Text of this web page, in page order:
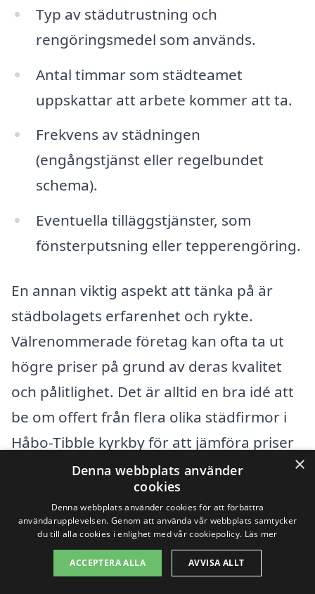
Typ av städutrustning och
rengöringsmedel som används.
Antal timmar som städteamet
uppskattar att arbete kommer att ta.
Frekvens av städningen
(engångstjänst eller regelbundet
schema).
Eventuella tilläggstjänster, som
fönsterputsning eller tepperengöring.
En annan viktig aspekt att tänka på är
städbolagets erfarenhet och rykte.
Välrenommerade företag kan ofta ta ut
högre priser på grund av deras kvalitet
och pålitlighet. Det är alltid en bra idé att
be om offert från flera olika städfirmor i
Håbo-Tibble kyrkby för att jämföra priser
och tjänster. Detta kan hjälpa dig att hitta
det bästa värdet för din storstädning.
Genom att ha en tydlig översikt över
dessa faktorer kan du enkelt navigera i
×
Denna webbplats använder
cookies
Denna webbplats använder cookies för att förbättra
användarupplevelsen. Genom att använda vår webbplats samtycker
du till alla cookies i enlighet med vår cookiepolicy. Läs mer
ACCEPTERA ALLA AVVISA ALLT